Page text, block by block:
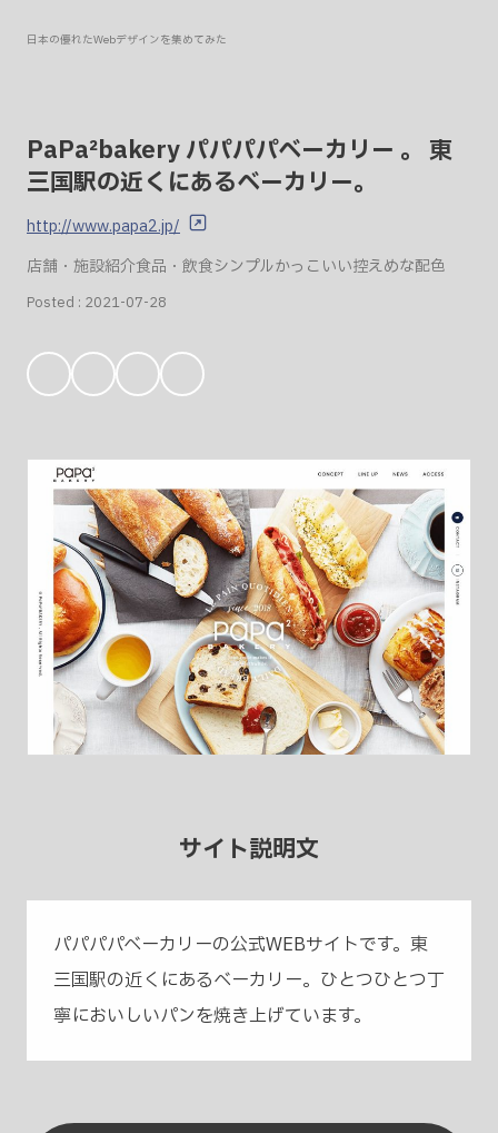
日本の優れたWebデザインを集めてみた
PaPa²bakery パパパパベーカリー 。 東
三国駅の近くにあるベーカリー。
http://www.papa2.jp/
店舗・施設紹介食品・飲食シンプルかっこいい控えめな配色
Posted : 2021-07-28
気
入
サイト説明文
パパパパベーカリーの公式WEBサイトです。東
三国駅の近くにあるベーカリー。ひとつひとつ丁
寧においしいパンを焼き上げています。